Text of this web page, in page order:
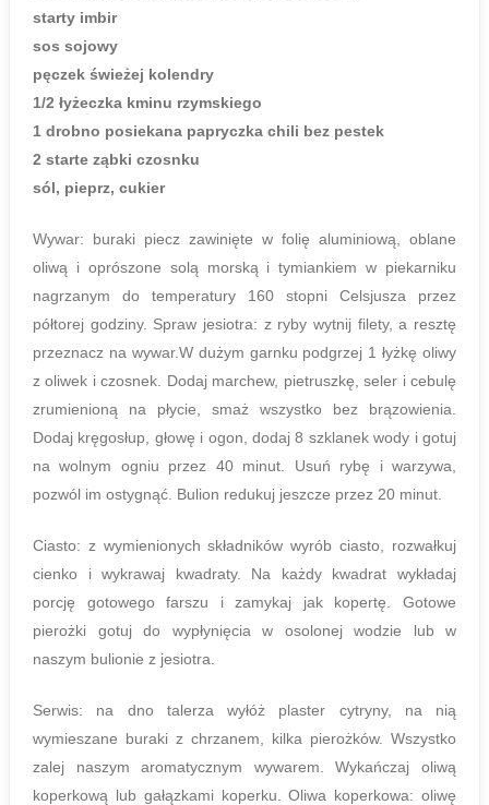
starty imbir
sos sojowy
pęczek świeżej kolendry
1/2 łyżeczka kminu rzymskiego
1 drobno posiekana papryczka chili bez pestek
2 starte ząbki czosnku
sól, pieprz, cukier
Wywar: buraki piecz zawinięte w folię aluminiową, oblane
oliwą i oprószone solą morską i tymiankiem w piekarniku
nagrzanym do temperatury 160 stopni Celsjusza przez
półtorej godziny. Spraw jesiotra: z ryby wytnij filety, a resztę
przeznacz na wywar.W dużym garnku podgrzej 1 łyżkę oliwy
z oliwek i czosnek. Dodaj marchew, pietruszkę, seler i cebulę
zrumienioną na płycie, smaż wszystko bez brązowienia.
Dodaj kręgosłup, głowę i ogon, dodaj 8 szklanek wody i gotuj
na wolnym ogniu przez 40 minut. Usuń rybę i warzywa,
pozwól im ostygnąć. Bulion redukuj jeszcze przez 20 minut.
Ciasto: z wymienionych składników wyrób ciasto, rozwałkuj
cienko i wykrawaj kwadraty. Na każdy kwadrat wykładaj
porcję gotowego farszu i zamykaj jak kopertę. Gotowe
pierożki gotuj do wypłynięcia w osolonej wodzie lub w
naszym bulionie z jesiotra.
Serwis: na dno talerza wyłóż plaster cytryny, na nią
wymieszane buraki z chrzanem, kilka pierożków. Wszystko
zalej naszym aromatycznym wywarem. Wykańczaj oliwą
koperkową lub gałązkami koperku. Oliwa koperkowa: oliwę